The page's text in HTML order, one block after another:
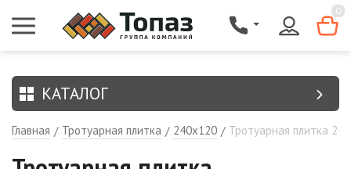
0
КАТАЛОГ
Главная / Тротуарная плитка / 240х120 / Тротуарная плитка